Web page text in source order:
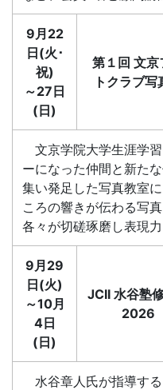
9月22
日(火･
祝)
～27日
(日)
第１回 文京
トクラブ写
文京学院大学生涯学
ーになった仲間と新た
集い発足した写真教室
ころの響きが伝わる写
各々が切磋琢磨し表現
9月29
日(火)
～10月
4日
(日)
JCII 水谷塾
2026
水谷章人氏が指導す